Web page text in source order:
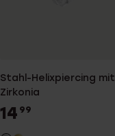
Stahl-Helixpiercing mit
Zirkonia
14 99